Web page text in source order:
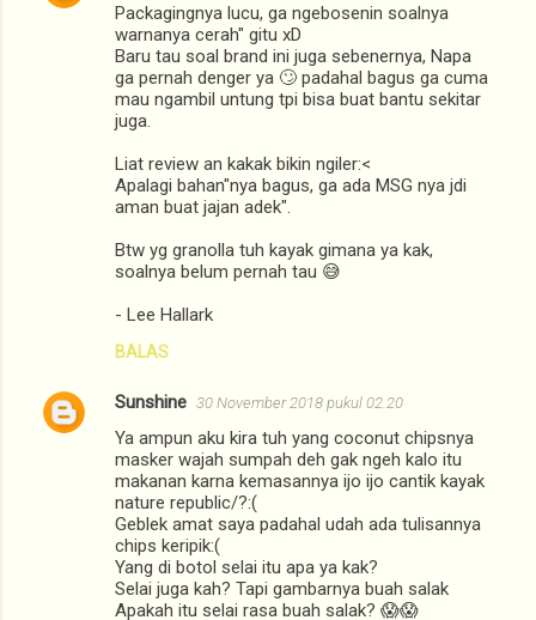
Packagingnya lucu, ga ngebosenin soalnya
warnanya cerah" gitu xD
Baru tau soal brand ini juga sebenernya, Napa
ga pernah denger ya 🙄 padahal bagus ga cuma
mau ngambil untung tpi bisa buat bantu sekitar
juga.
Liat review an kakak bikin ngiler:<
Apalagi bahan"nya bagus, ga ada MSG nya jdi
aman buat jajan adek".
Btw yg granolla tuh kayak gimana ya kak,
soalnya belum pernah tau 😅
- Lee Hallark
BALAS
Sunshine 30 November 2018 pukul 02.20
Ya ampun aku kira tuh yang coconut chipsnya
masker wajah sumpah deh gak ngeh kalo itu
makanan karna kemasannya ijo ijo cantik kayak
nature republic/?:(
Geblek amat saya padahal udah ada tulisannya
chips keripik:(
Yang di botol selai itu apa ya kak?
Selai juga kah? Tapi gambarnya buah salak
Apakah itu selai rasa buah salak? 😱😱